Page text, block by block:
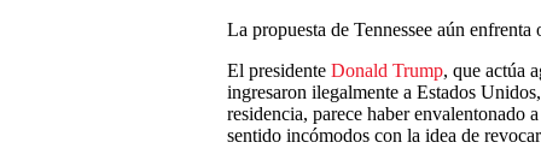
La propuesta de Tennessee aún enfrenta
El presidente Donald Trump, que actúa
ingresaron ilegalmente a Estados
residencia, parece haber envalentonado
sentido incómodos con la idea de